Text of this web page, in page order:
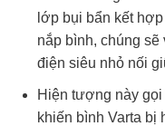
lớp bụi bẩn kết
nắp bình, chúng
điện siêu nhỏ nối
Hiện tượng này
khiến bình Varta bị